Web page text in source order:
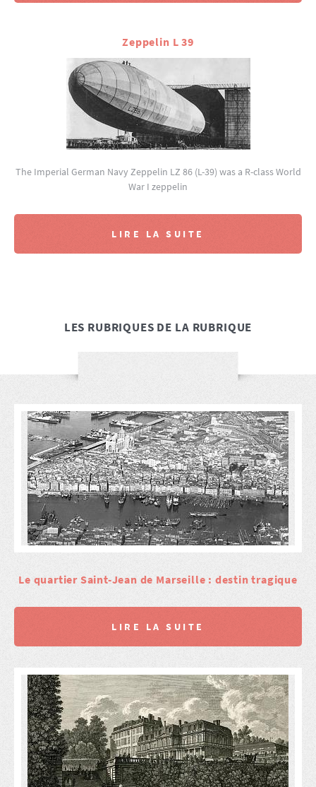
Zeppelin L 39
The Imperial German Navy Zeppelin LZ 86 (L-39) was a R-class World
War I zeppelin
LIRE LA SUITE
LES RUBRIQUES DE LA RUBRIQUE
Le quartier Saint-Jean de Marseille : destin tragique
LIRE LA SUITE